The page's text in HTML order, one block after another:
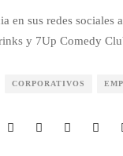
en sus redes sociales
y 7Up Comedy
CORPORATIVOS